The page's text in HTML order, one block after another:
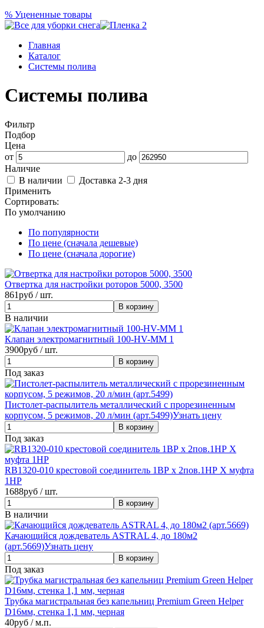
% Уцененные товары
Главная
Каталог
Системы полива
Системы полива
Фильтр
Подбор
Цена
от
до
Наличие
В наличии
Доставка 2-3 дня
Применить
Сортировать:
По умолчанию
По популярности
По цене (сначала дешевые)
По цене (сначала дорогие)
Отвертка для настройки роторов 5000, 3500
861руб / шт.
В наличии
Клапан электромагнитный 100-HV-ММ 1
3900руб / шт.
Под заказ
Пистолет-распылитель металлический с прорезиненным
корпусом, 5 режимов, 20 л/мин (арт.5499)Узнать цену
Под заказ
RB1320-010 крестовой соединитель 1ВР х 2пов.1НР Х муфта
1НР
1688руб / шт.
В наличии
Качающийся дождеватель ASTRAL 4, до 180м2
(арт.5669)Узнать цену
Под заказ
Трубка магистральная без капельниц Premium Green Helper
D16мм, стенка 1,1 мм, черная
40руб / м.п.